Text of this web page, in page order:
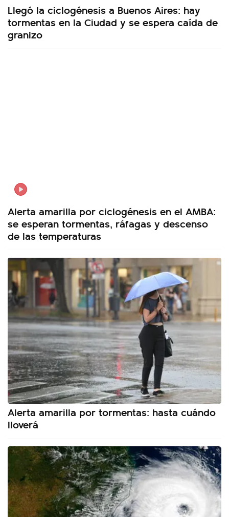
Llegó la ciclogénesis a Buenos Aires: hay
tormentas en la Ciudad y se espera caída de
granizo
Alerta amarilla por ciclogénesis en el AMBA:
se esperan tormentas, ráfagas y descenso
de las temperaturas
Alerta amarilla por tormentas: hasta cuándo
lloverá